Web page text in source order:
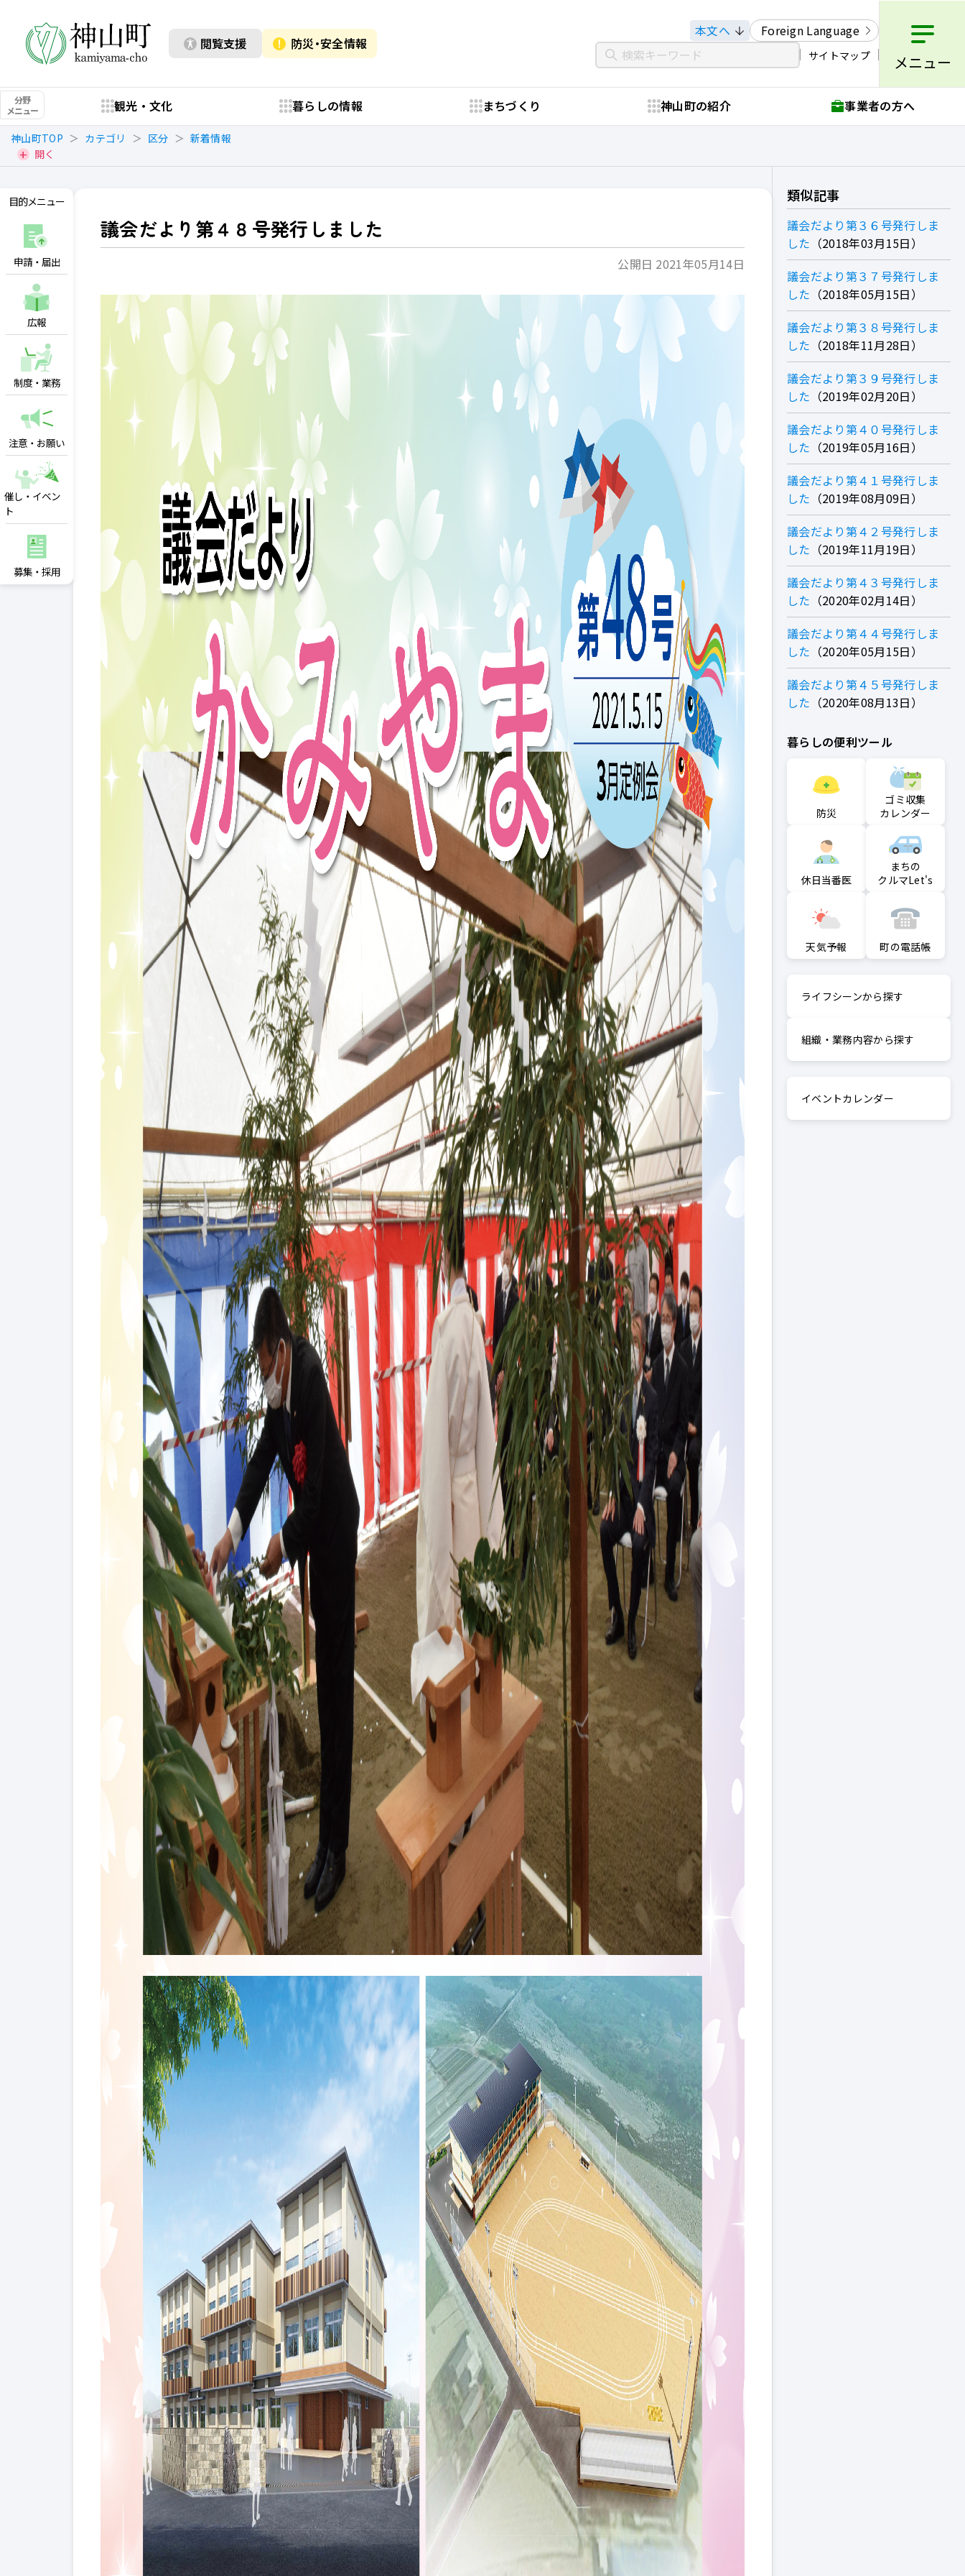
閲覧支援 防災・安全情報
本文へ Foreign Language
サイトマップ メニュー
分野
メニュー
観光・文化 暮らしの情報 まちづくり 神山町の紹介 事業者の方へ
神山町TOP カテゴリ 区分
新着情報
開く
目的メニュー
申請・届出
広報
制度・業務
注意・お願い
催し・イベン
ト
募集・採用
議会だより第４８号発行しました
公開日 2021年05月14日
類似記事
議会だより第３６号発行しま
した
2018年03月15日
議会だより第３７号発行しま
した
2018年05月15日
議会だより第３８号発行しま
した
2018年11月28日
議会だより第３９号発行しま
した
2019年02月20日
議会だより第４０号発行しま
した
2019年05月16日
議会だより第４１号発行しま
した
2019年08月09日
議会だより第４２号発行しま
した
2019年11月19日
議会だより第４３号発行しま
した
2020年02月14日
議会だより第４４号発行しま
した
2020年05月15日
議会だより第４５号発行しま
した
2020年08月13日
暮らしの便利ツール
防災
ゴミ収集
カレンダー
休日当番医
まちの
クルマLet's
天気予報 町の電話帳
ライフシーンから探す
組織・業務内容から探す
イベントカレンダー